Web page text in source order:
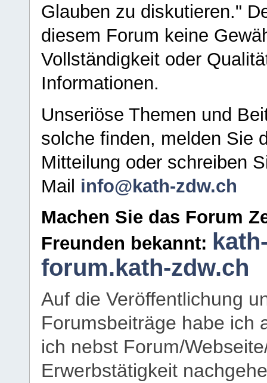
Glauben zu diskutieren."
diesem Forum keine
Vollständigkeit oder
Informationen.
Unseriöse Themen und
solche finden, melden Sie
Mitteilung oder schreiben
Mail info@kath-zdw.ch
Machen Sie das Forum
Freunden bekannt:
forum.kath-zdw.ch
Auf die Veröffentlichung
Forumsbeiträge habe ich
ich nebst Forum/
Erwerbstätigkeit